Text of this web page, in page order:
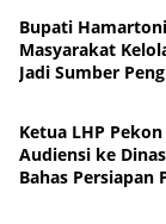
Bupati
Masyarakat
Jadi Sumber
Daerah
Ketua LHP
Audiensi ke
Bahas Persiapan
Daerah